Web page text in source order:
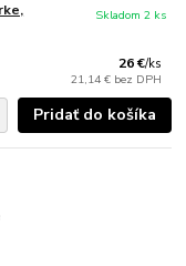
26 €/ks
21,14 € bez DPH
Skladom 2 ks
Pridať do košíka